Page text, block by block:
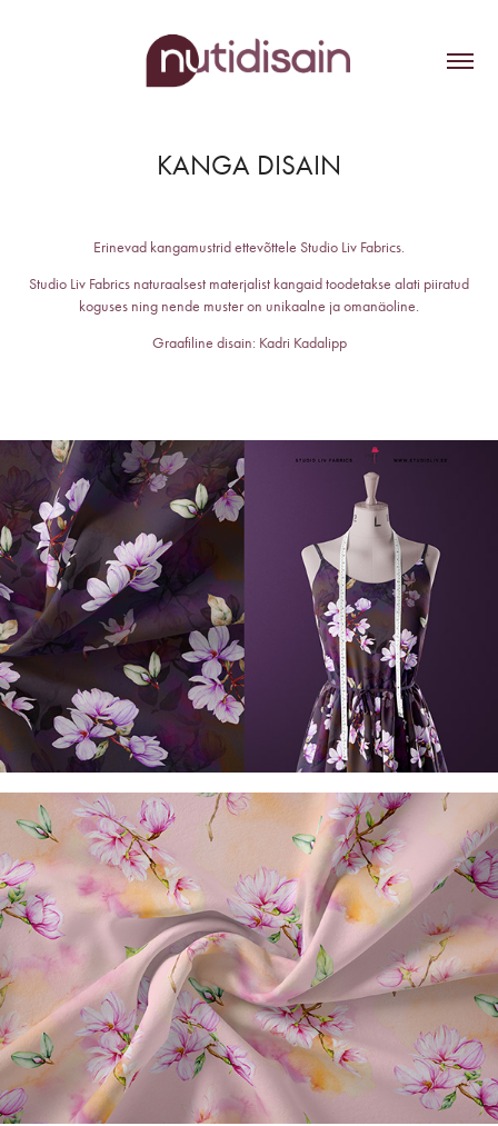
KANGA DISAIN
Erinevad kangamustrid ettevõttele Studio Liv Fabrics.
Studio Liv Fabrics naturaalsest materjalist kangaid toodetakse alati piiratud
koguses ning nende muster on unikaalne ja omanäoline.
Graafiline disain: Kadri Kadalipp